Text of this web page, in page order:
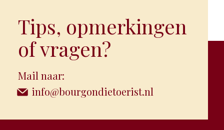
Tips, opmerkingen
of vragen?
Mail naar:
info@bourgondietoerist.nl